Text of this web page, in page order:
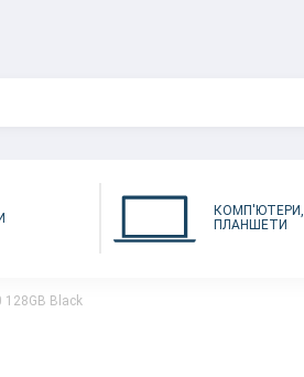
КОМП'ЮТЕРИ,
ПЛАНШЕТИ
128GB Black